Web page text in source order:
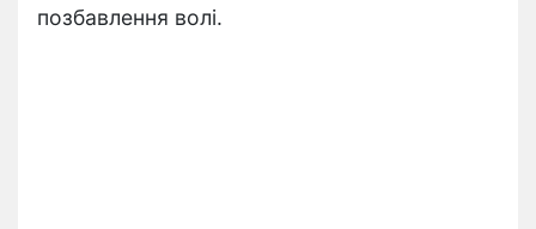
позбавлення волі.